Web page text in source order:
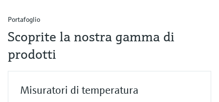
Portafoglio
Scoprite la nostra gamma di
prodotti
Misuratori di temperatura